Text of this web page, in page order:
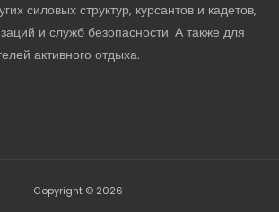
силовых структур, курсантов и кадетов,
и служб безопасности. А также для
активного отдыха.
Copyright © 2026